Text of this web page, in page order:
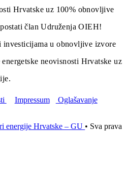
Hrvatske uz 100% obnovljive
član Udruženja OIEH!
u obnovljive izvore
neovisnosti Hrvatske uz
Impressum
Oglašavanje
energije Hrvatske – GU • Sva prava